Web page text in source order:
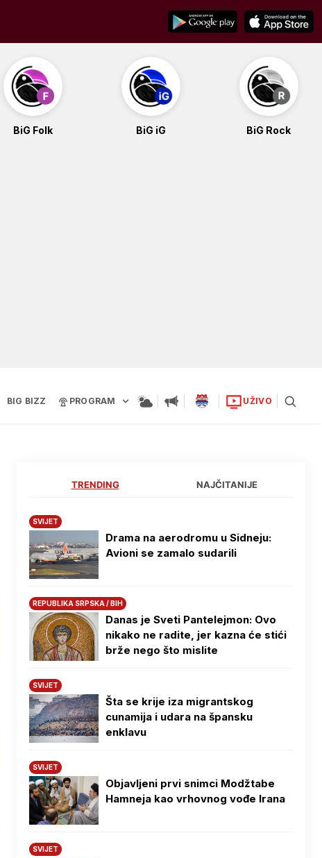
BiG Folk BiG iG BiG Rock
BIG BIZZ PROGRAM UŽIVO
TRENDING NAJČITANIJE
SVIJET
Drama na aerodromu u Sidneju:
Avioni se zamalo sudarili
REPUBLIKA SRPSKA / BIH
Danas je Sveti Pantelejmon: Ovo
nikako ne radite, jer kazna će stići
brže nego što mislite
SVIJET
Šta se krije iza migrantskog
cunamija i udara na špansku
enklavu
SVIJET
Objavljeni prvi snimci Modžtabe
Hamneja kao vrhovnog vođe Irana
SVIJET